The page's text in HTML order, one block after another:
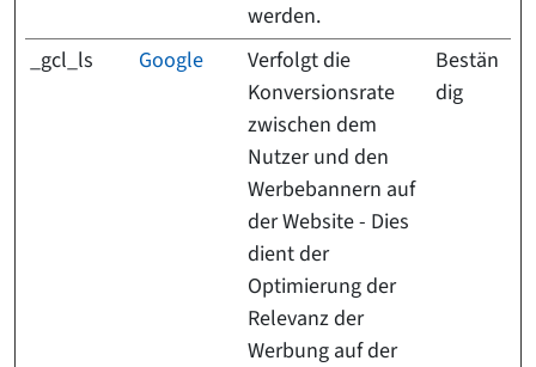
werden.
_gcl_ls Google
Verfolgt die
Konversionsrate
zwischen dem
Nutzer und den
Werbebannern auf
der Website - Dies
dient der
Optimierung der
Relevanz der
Werbung auf der
Bestän
dig